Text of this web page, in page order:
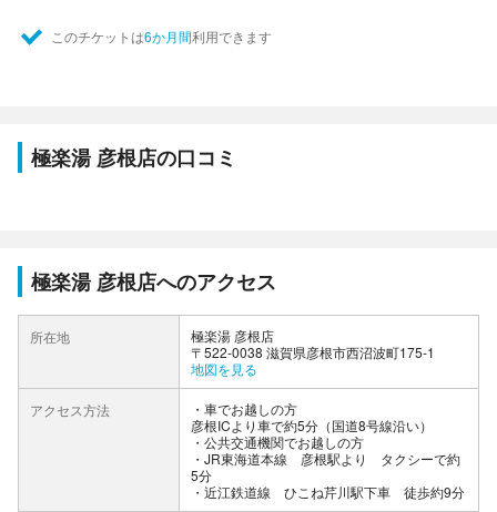
このチケットは6か月間利用できます
極楽湯 彦根店の口コミ
極楽湯 彦根店へのアクセス
所在地
極楽湯 彦根店
〒522-0038 滋賀県彦根市西沼波町175-1
地図を見る
アクセス方法
車でお越しの方
彦根ICより車で約5分（国道8号線沿い）
公共交通機関でお越しの方
・JR東海道本線 彦根駅より タクシーで約
5分
・近江鉄道線 ひこね芹川駅下車 徒歩約9分